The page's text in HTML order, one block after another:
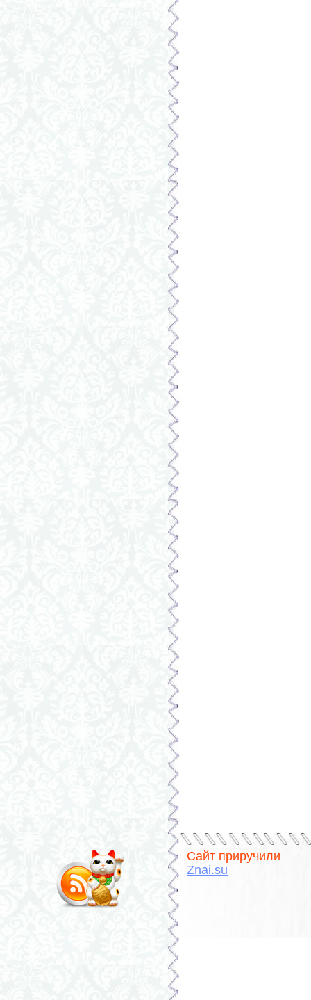
Сайт приручили
Znai.su